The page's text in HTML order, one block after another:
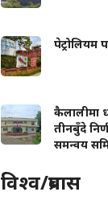
पेट्रोलियम
कैलालीमा
तीनबुँदे
समन्वय
विश्व/प्रबास